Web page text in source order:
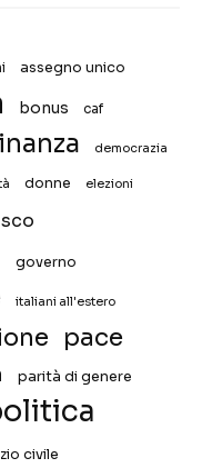
assegno unico
bonus caf
democrazia
donne elezioni
governo
italiani all'estero
pace
parità di genere
civile